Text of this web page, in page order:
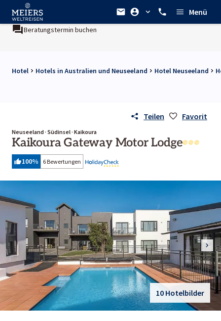
Menü
Beratungstermin buchen
Hotel Hotels in Australien und Neuseeland Hotel Neuseeland
Teilen Favorit
Neuseeland · Südinsel · Kaikoura
Kaikoura Gateway Motor Lodge
100% 6 Bewertungen
10 Hotelbilder